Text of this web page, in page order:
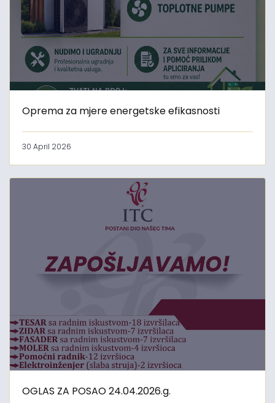
Oprema za mjere energetske efikasnosti
30 April 2026
OGLAS ZA POSAO 24.04.2026.g.